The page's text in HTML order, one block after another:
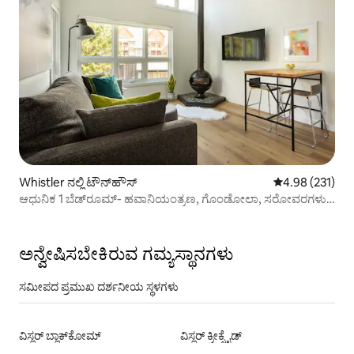
Whistler ನಲ್ಲಿ ಟೌನ್‌ಹೌಸ್ 5 ರಲ್ಲಿ 4.98
4.98 (231)
ಆಧುನಿಕ 1 ಬೆಡ್‌ರೂಮ್- ಹವಾನಿಯಂತ್ರಣ, ಗೊಂಡೋಲಾ, ಸರೋವರಗಳು,
ಅನ್ವೇಷಿಸಬೇಕಿರುವ ಗಮ್ಯಸ್ಥಾನಗಳು
ಸಮೀಪದ ಪ್ರಮುಖ ದರ್ಶನೀಯ ಸ್ಥಳಗಳು
ವಿಸ್ಲರ್ ಬ್ಲಾಕ್‌ಕೋಮ್ ವಿಸ್ಲರ್ ಕ್ರೀಕ್ಸೈಡ್